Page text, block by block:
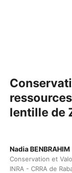
lentille de
Nadia BENBRAHIM
Conservation et
INRA - CRRA de